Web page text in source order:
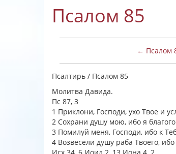
Псалом 85
← Псалом
Псалтирь / Псалом 85
Молитва Давида.
Пс 87, 3
1 Приклони, Господи, ухо Твое и
2 Сохрани душу мою, ибо я
3 Помилуй меня, Господи, ибо к
4 Возвесели душу раба Твоего,